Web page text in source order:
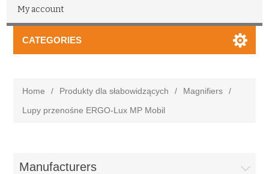
My account
CATEGORIES
Home / Produkty dla słabowidzących / Magnifiers
/
Lupy przenośne ERGO-Lux MP Mobil
Manufacturers